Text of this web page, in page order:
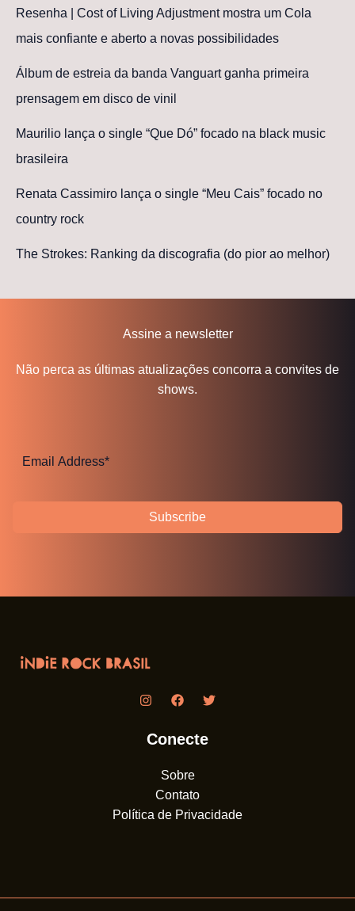
Resenha | Cost of Living Adjustment mostra um Cola
mais confiante e aberto a novas possibilidades
Álbum de estreia da banda Vanguart ganha primeira
prensagem em disco de vinil
Maurilio lança o single “Que Dó” focado na black music
brasileira
Renata Cassimiro lança o single “Meu Cais” focado no
country rock
The Strokes: Ranking da discografia (do pior ao melhor)
Assine a newsletter
Não perca as últimas atualizações concorra a convites de
shows.
Subscribe
Conecte
Sobre
Contato
Política de Privacidade